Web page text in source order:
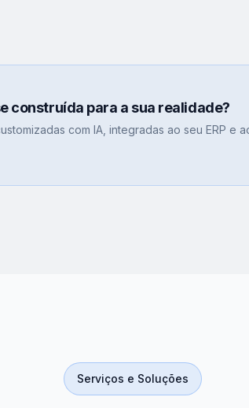
construída para a sua realidade?
com IA, integradas ao seu ERP e
Serviços e Soluções